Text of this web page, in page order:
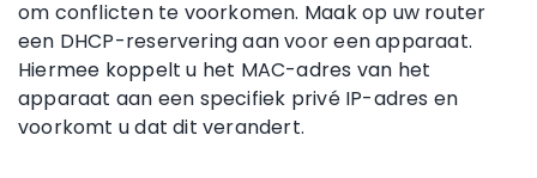
om conflicten te voorkomen. Maak op uw router
een DHCP-reservering aan voor een apparaat.
Hiermee koppelt u het MAC-adres van het
apparaat aan een specifiek privé IP-adres en
voorkomt u dat dit verandert.